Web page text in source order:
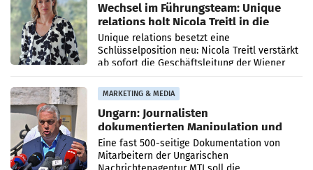
Wechsel im Führungsteam: Unique
relations holt Nicola Treitl in die
Geschäftsleitung
Unique relations besetzt eine
Schlüsselposition neu: Nicola Treitl verstärkt
ab sofort die Geschäftsleitung der Wiener
PR-Agentur an der Seite von Josef Kalina und
Anna Kalina-Mahr.
MARKETING & MEDIA
Ungarn: Journalisten
dokumentierten Manipulation und
Zensur
Eine fast 500-seitige Dokumentation von
Mitarbeitern der Ungarischen